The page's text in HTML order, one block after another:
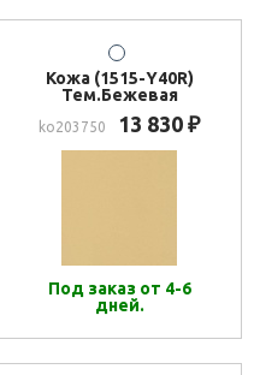
Кожа (1515-Y40R)
Тем.Бежевая
ko203750 13 830 ₽
Под заказ от 4-6
дней.